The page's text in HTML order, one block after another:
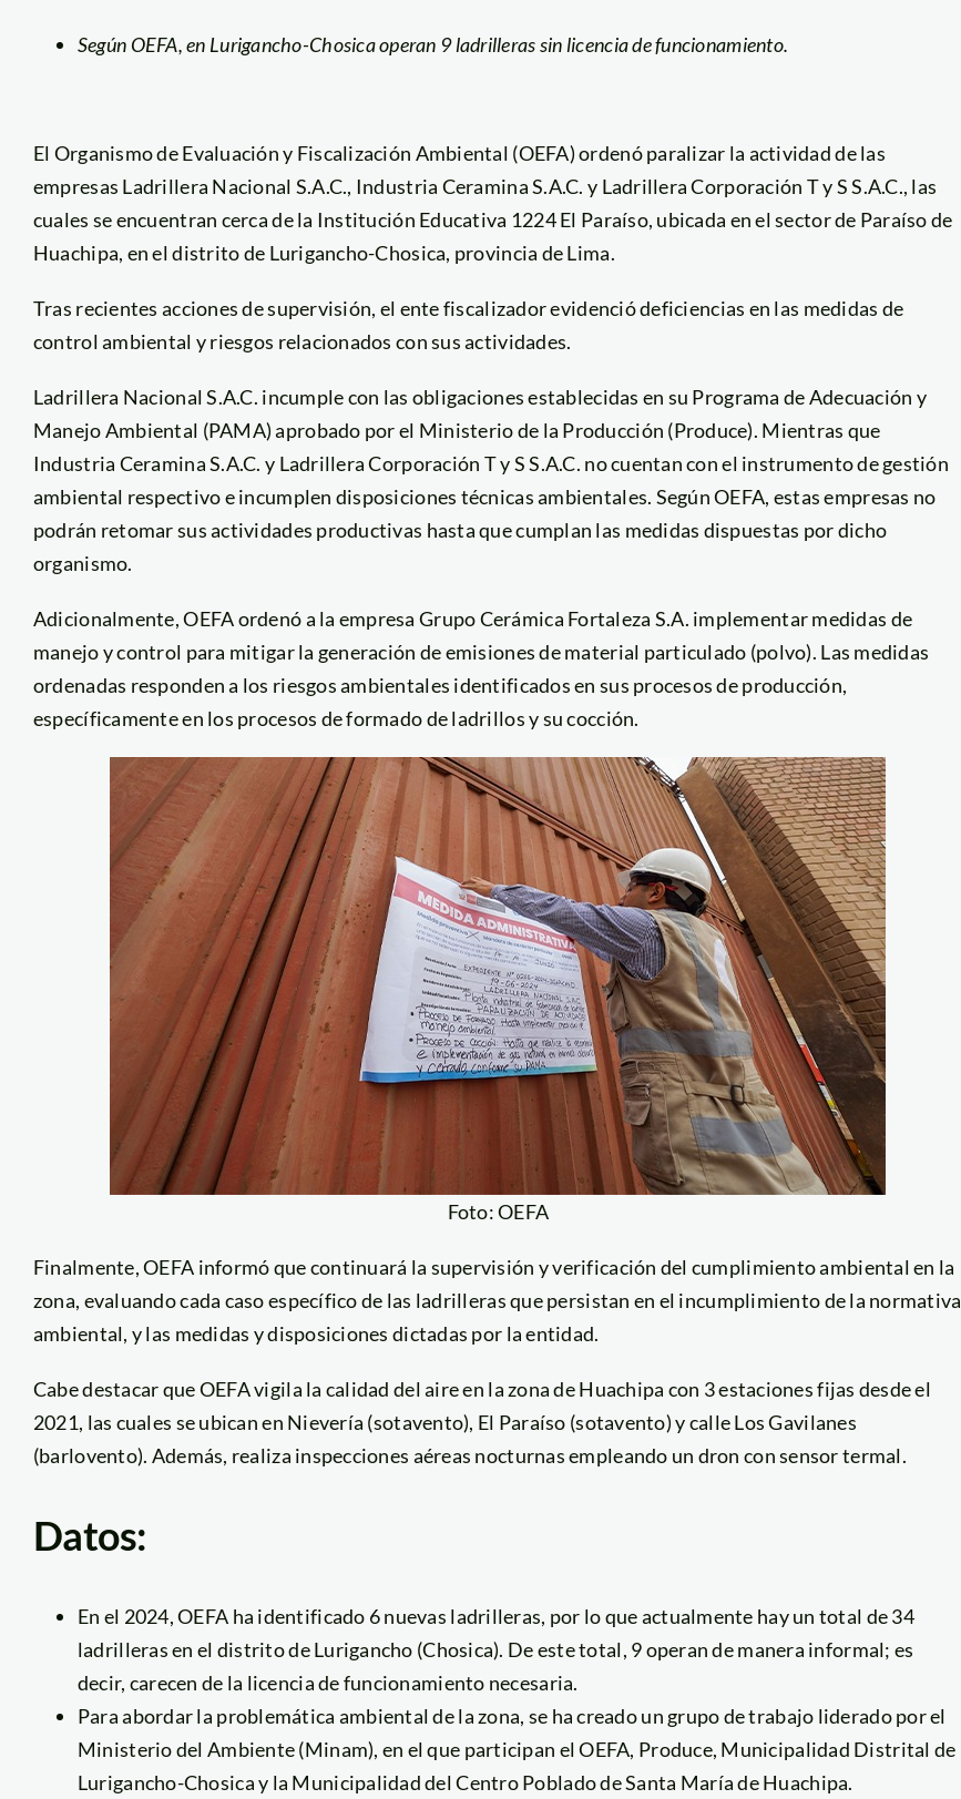
Según OEFA, en Lurigancho-Chosica operan 9 ladrilleras sin licencia de funcionamiento.
El Organismo de Evaluación y Fiscalización Ambiental (OEFA) ordenó paralizar la actividad de las
empresas Ladrillera Nacional S.A.C., Industria Ceramina S.A.C. y Ladrillera Corporación T y S S.A.C., las
cuales se encuentran cerca de la Institución Educativa 1224 El Paraíso, ubicada en el sector de Paraíso de
Huachipa, en el distrito de Lurigancho-Chosica, provincia de Lima.
Tras recientes acciones de supervisión, el ente fiscalizador evidenció deficiencias en las medidas de
control ambiental y riesgos relacionados con sus actividades.
Ladrillera Nacional S.A.C. incumple con las obligaciones establecidas en su Programa de Adecuación y
Manejo Ambiental (PAMA) aprobado por el Ministerio de la Producción (Produce). Mientras que
Industria Ceramina S.A.C. y Ladrillera Corporación T y S S.A.C. no cuentan con el instrumento de gestión
ambiental respectivo e incumplen disposiciones técnicas ambientales. Según OEFA, estas empresas no
podrán retomar sus actividades productivas hasta que cumplan las medidas dispuestas por dicho
organismo.
Adicionalmente, OEFA ordenó a la empresa Grupo Cerámica Fortaleza S.A. implementar medidas de
manejo y control para mitigar la generación de emisiones de material particulado (polvo). Las medidas
ordenadas responden a los riesgos ambientales identificados en sus procesos de producción,
específicamente en los procesos de formado de ladrillos y su cocción.
Foto: OEFA
Finalmente, OEFA informó que continuará la supervisión y verificación del cumplimiento ambiental en la
zona, evaluando cada caso específico de las ladrilleras que persistan en el incumplimiento de la normativa
ambiental, y las medidas y disposiciones dictadas por la entidad.
Cabe destacar que OEFA vigila la calidad del aire en la zona de Huachipa con 3 estaciones fijas desde el
2021, las cuales se ubican en Nievería (sotavento), El Paraíso (sotavento) y calle Los Gavilanes
(barlovento). Además, realiza inspecciones aéreas nocturnas empleando un dron con sensor termal.
Datos:
En el 2024, OEFA ha identificado 6 nuevas ladrilleras, por lo que actualmente hay un total de 34
ladrilleras en el distrito de Lurigancho (Chosica). De este total, 9 operan de manera informal; es
decir, carecen de la licencia de funcionamiento necesaria.
Para abordar la problemática ambiental de la zona, se ha creado un grupo de trabajo liderado por el
Ministerio del Ambiente (Minam), en el que participan el OEFA, Produce, Municipalidad Distrital de
Lurigancho-Chosica y la Municipalidad del Centro Poblado de Santa María de Huachipa.